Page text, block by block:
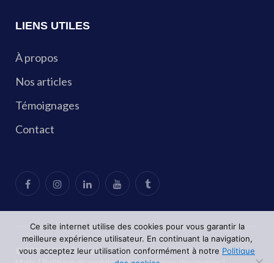
LIENS UTILES
À propos
Nos articles
Témoignages
Contact
© 2017-2025, Oh My UP | Services gratuits aux francophones à
Ce site internet utilise des cookies pour vous garantir la
meilleure expérience utilisateur. En continuant la navigation,
vous acceptez leur utilisation conformément à notre Politique